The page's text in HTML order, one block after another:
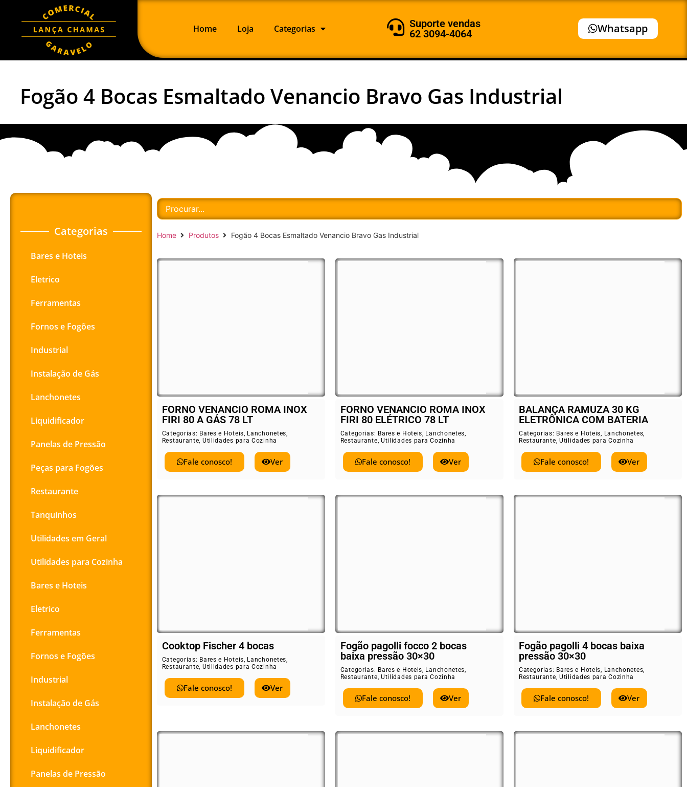
Home Loja Categorias
Suporte vendas
62 3094-4064
Whatsapp
Fogão 4 Bocas Esmaltado Venancio Bravo Gas Industrial
Categorias
Bares e Hoteis
Eletrico
Ferramentas
Fornos e Fogões
Industrial
Instalação de Gás
Lanchonetes
Liquidificador
Panelas de Pressão
Peças para Fogões
Restaurante
Tanquinhos
Utilidades em Geral
Utilidades para Cozinha
Bares e Hoteis
Eletrico
Ferramentas
Fornos e Fogões
Industrial
Instalação de Gás
Lanchonetes
Liquidificador
Panelas de Pressão
Home Produtos Fogão 4 Bocas Esmaltado Venancio Bravo Gas Industrial
FORNO VENANCIO ROMA INOX
FIRI 80 A GÁS 78 LT
Categorias: Bares e Hoteis, Lanchonetes,
Restaurante, Utilidades para Cozinha
Fale conosco! Ver
FORNO VENANCIO ROMA INOX
FIRI 80 ELÉTRICO 78 LT
Categorias: Bares e Hoteis, Lanchonetes,
Restaurante, Utilidades para Cozinha
Fale conosco! Ver
BALANÇA RAMUZA 30 KG
ELETRÔNICA COM BATERIA
Categorias: Bares e Hoteis, Lanchonetes,
Restaurante, Utilidades para Cozinha
Fale conosco! Ver
Cooktop Fischer 4 bocas
Categorias: Bares e Hoteis, Lanchonetes,
Restaurante, Utilidades para Cozinha
Fale conosco! Ver
Fogão pagolli focco 2 bocas
baixa pressão 30×30
Categorias: Bares e Hoteis, Lanchonetes,
Restaurante, Utilidades para Cozinha
Fale conosco! Ver
Fogão pagolli 4 bocas baixa
pressão 30×30
Categorias: Bares e Hoteis, Lanchonetes,
Restaurante, Utilidades para Cozinha
Fale conosco! Ver